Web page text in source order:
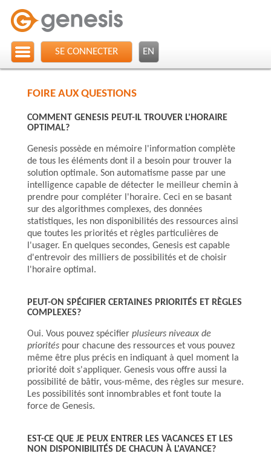
EN
SE CONNECTER
FOIRE AUX QUESTIONS
COMMENT GENESIS PEUT-IL TROUVER L'HORAIRE
OPTIMAL?
Genesis possède en mémoire l'information complète
de tous les éléments dont il a besoin pour trouver la
solution optimale. Son automatisme passe par une
intelligence capable de détecter le meilleur chemin à
prendre pour compléter l'horaire. Ceci en se basant
sur des algorithmes complexes, des données
statistiques, les non disponibilités des ressources ainsi
que toutes les priorités et règles particulières de
l'usager. En quelques secondes, Genesis est capable
d'entrevoir des milliers de possibilités et de choisir
l'horaire optimal.
PEUT-ON SPÉCIFIER CERTAINES PRIORITÉS ET RÈGLES
COMPLEXES?
Oui. Vous pouvez spécifier plusieurs niveaux de
prioritéspour chacune des ressources et vous pouvez
même être plus précis en indiquant à quel moment la
priorité doit s'appliquer. Genesis vous offre aussi la
possibilité de bâtir, vous-même, des règles sur mesure.
Les possibilités sont innombrables et font toute la
force de Genesis.
EST-CE QUE JE PEUX ENTRER LES VACANCES ET LES
NON DISPONIBILITÉS DE CHACUN À L'AVANCE?